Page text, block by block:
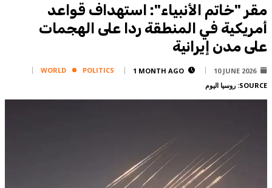
Advertise
مقر "خاتم الأنبياء": استهداف قواعد
أمريكية في المنطقة ردا على الهجمات
على مدن إيرانية
10 JUNE 2026
1 MONTH AGO
WORLD
POLITICS
SOURCE: روسيا اليوم